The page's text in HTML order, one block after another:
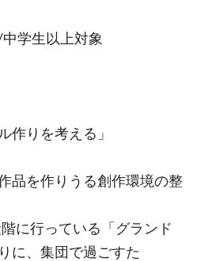
学生以上対象
作りを考える」
品を作りうる創作環境の整
に⾏っている「グランド
に、集団で過ごすた